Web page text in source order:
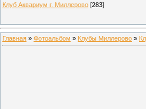
Клуб Аквариум г. Миллерово [283]
Главная » Фотоальбом » Клубы Миллерово »